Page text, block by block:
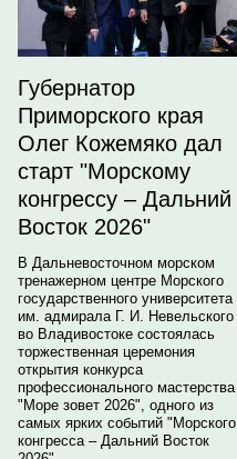
Губернатор
Приморского края
Олег Кожемяко дал
старт "Морскому
конгрессу – Дальний
Восток 2026"
В Дальневосточном морском
тренажерном центре Морского
государственного университета
им. адмирала Г. И. Невельского
во Владивостоке состоялась
торжественная церемония
открытия конкурса
профессионального мастерства
"Море зовет 2026", одного из
самых ярких событий "Морского
конгресса – Дальний Восток